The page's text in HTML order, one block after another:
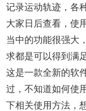
记录运动轨迹，各
大家日后查看，使
当中的功能很强大
求都是可以得到满
这是一款全新的软
过，不知道如何使
下相关使用方法，